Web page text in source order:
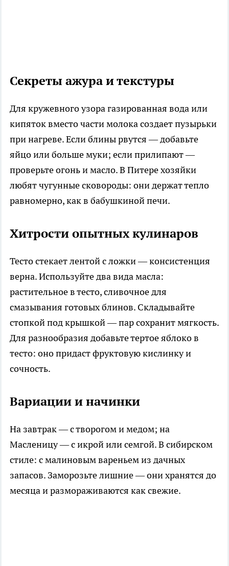
Секреты ажура и текстуры
Для кружевного узора газированная вода или
кипяток вместо части молока создает пузырьки
при нагреве. Если блины рвутся — добавьте
яйцо или больше муки; если прилипают —
проверьте огонь и масло. В Питере хозяйки
любят чугунные сковороды: они держат тепло
равномерно, как в бабушкиной печи.
Хитрости опытных кулинаров
Тесто стекает лентой с ложки — консистенция
верна. Используйте два вида масла:
растительное в тесто, сливочное для
смазывания готовых блинов. Складывайте
стопкой под крышкой — пар сохранит мягкость.
Для разнообразия добавьте тертое яблоко в
тесто: оно придаст фруктовую кислинку и
сочность.
Вариации и начинки
На завтрак — с творогом и медом; на
Масленицу — с икрой или семгой. В сибирском
стиле: с малиновым вареньем из дачных
запасов. Заморозьте лишние — они хранятся до
месяца и размораживаются как свежие.